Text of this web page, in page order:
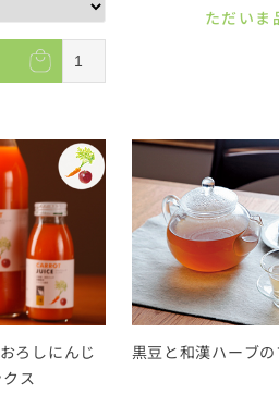
ただいま
ろしにんじ
ス
黒豆と和漢ハーブ